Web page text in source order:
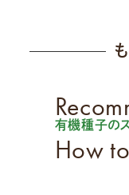
有機種子の
How to